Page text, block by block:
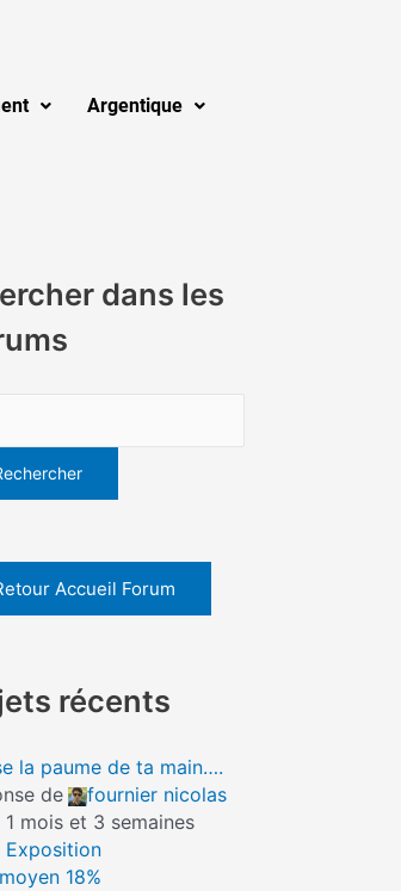
Argentique
dans les
Accueil Forum
récents
la paume de ta main….
de
fournier nicolas
1 mois et 3 semaines
Exposition
18%